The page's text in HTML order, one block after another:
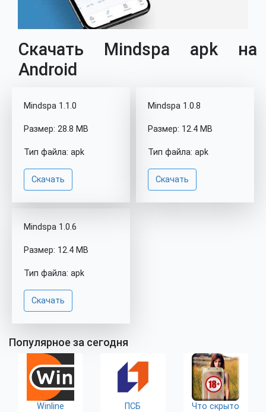
Скачать Mindspa apk на
Android
Mindspa 1.1.0
Размер: 28.8 MB
Тип файла: apk
Скачать
Mindspa 1.0.8
Размер: 12.4 MB
Тип файла: apk
Скачать
Mindspa 1.0.6
Размер: 12.4 MB
Тип файла: apk
Скачать
Популярное за сегодня
Winline ПСБ
Что скрыто